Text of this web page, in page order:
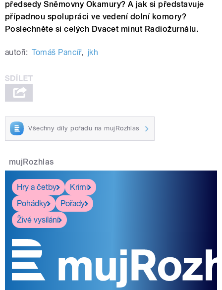
předsedy Sněmovny Okamury? A jak si představuje
případnou spolupráci ve vedení dolní komory?
Poslechněte si celých Dvacet minut Radiožurnálu.
autoři: Tomáš Pancíř, jkh
Všechny díly pořadu na mujRozhlas
mujRozhlas
Hry a četby
Krimi
Pohádky
Pořady
Živé vysílání